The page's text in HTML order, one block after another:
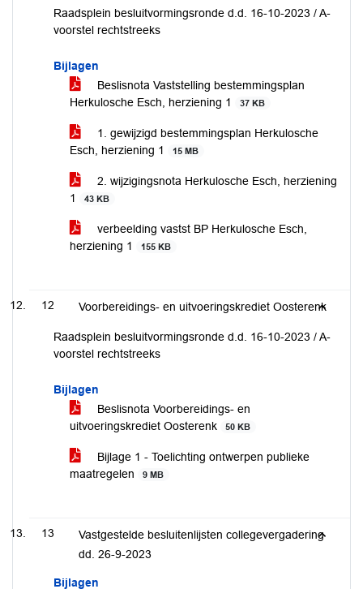
Raadsplein besluitvormingsronde d.d. 16-10-2023 / A-
voorstel rechtstreeks
Bijlagen
Beslisnota Vaststelling bestemmingsplan
Herkulosche Esch, herziening 1
37 KB
1. gewijzigd bestemmingsplan Herkulosche
Esch, herziening 1
15 MB
2. wijzigingsnota Herkulosche Esch, herziening
1
43 KB
verbeelding vastst BP Herkulosche Esch,
herziening 1
155 KB
12 Voorbereidings- en uitvoeringskrediet Oosterenk
Raadsplein besluitvormingsronde d.d. 16-10-2023 / A-
voorstel rechtstreeks
Bijlagen
Beslisnota Voorbereidings- en
uitvoeringskrediet Oosterenk
50 KB
Bijlage 1 - Toelichting ontwerpen publieke
maatregelen
9 MB
13
Vastgestelde besluitenlijsten collegevergadering
dd. 26-9-2023
Bijlagen